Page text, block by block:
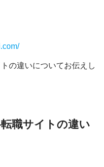
の違いについてお伝えし
職サイトの違い